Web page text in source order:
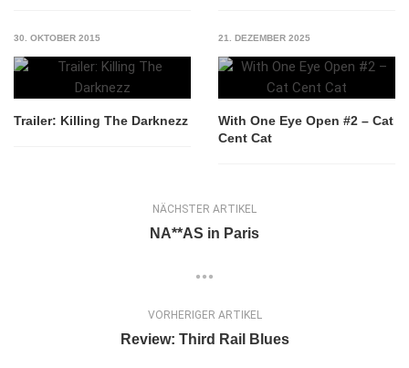
30. OKTOBER 2015
Trailer: Killing The Darknezz
21. DEZEMBER 2025
With One Eye Open #2 – Cat
Cent Cat
NÄCHSTER ARTIKEL
NA**AS in Paris
VORHERIGER ARTIKEL
Review: Third Rail Blues